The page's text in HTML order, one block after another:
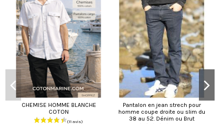
CHEMISE HOMME BLANCHE
COTON
Pantalon en jean strech pour
homme coupe droite ou slim du
38 au 52. Dénim ou Brut